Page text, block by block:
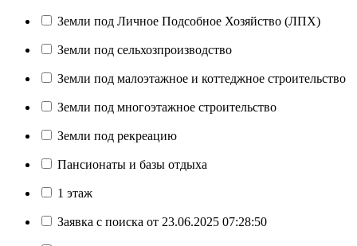
Земли под Личное Подсобное Хозяйство (ЛПХ)
Земли под сельхозпроизводство
Земли под малоэтажное и коттеджное строительство
Земли под многоэтажное строительство
Земли под рекреацию
Пансионаты и базы отдыха
1 этаж
Заявка с поиска от 23.06.2025 07:28:50